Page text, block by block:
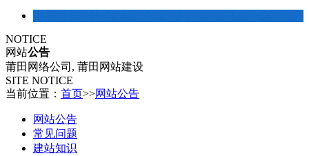
NOTICE
网站公告
莆田网络公司, 莆田网站建设
SITE NOTICE
当前位置： 首页>>网站公告
网站公告
常见问题
建站知识